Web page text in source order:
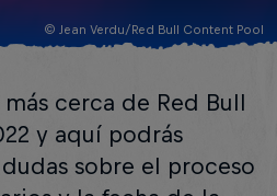
© Jean Verdu/Red Bull Content Pool
cerca de Red Bull
y aquí podrás
sobre el proceso